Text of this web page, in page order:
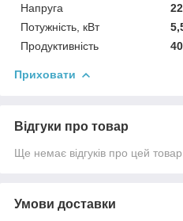
Напруга
Потужність, кВт
Продуктивність
Приховати
Відгуки про товар
Ще немає відгуків про цей товар
Умови доставки